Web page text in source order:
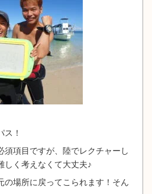
ス！
須項目ですが、陸でレクチャーし
しく考えなくて大丈夫♪
の場所に戻ってこられます！そん